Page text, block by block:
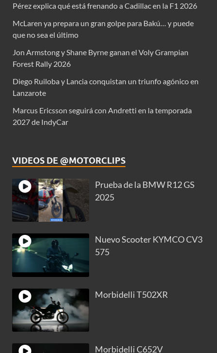
Pérez explica qué está frenando a Cadillac en la F1 2026
McLaren ya prepara un gran golpe para Bakú… y puede
que no sea el último
Jon Armstong y Shane Byrne ganan el Voly Grampian
Forest Rally 2026
Diego Ruiloba y Lancia conquistan un triunfo agónico en
Lanzarote
Marcus Ericsson seguirá con Andretti en la temporada
2027 de IndyCar
VIDEOS DE @MOTORCLIPS
Prueba de la BMW R12 GS
2025
Nuevo Scooter KYMCO CV3
575
Morbidelli T502XR
Morbidelli C652V